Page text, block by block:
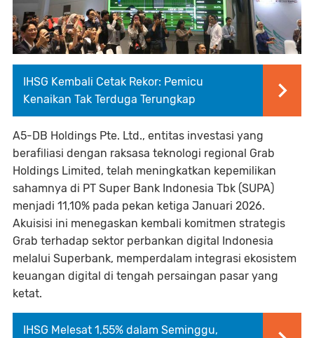
IHSG Kembali Cetak Rekor: Pemicu
Kenaikan Tak Terduga Terungkap
A5-DB Holdings Pte. Ltd., entitas investasi yang
berafiliasi dengan raksasa teknologi regional Grab
Holdings Limited, telah meningkatkan kepemilikan
sahamnya di PT Super Bank Indonesia Tbk (SUPA)
menjadi 11,10% pada pekan ketiga Januari 2026.
Akuisisi ini menegaskan kembali komitmen strategis
Grab terhadap sektor perbankan digital Indonesia
melalui Superbank, memperdalam integrasi ekosistem
keuangan digital di tengah persaingan pasar yang
ketat.
IHSG Melesat 1,55% dalam Seminggu,